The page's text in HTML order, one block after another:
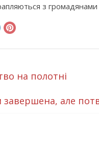
з громадянами
на полотні
але